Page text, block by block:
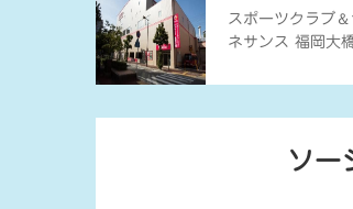
スポーツクラブ ＆
ネサンス 福岡大
ソー